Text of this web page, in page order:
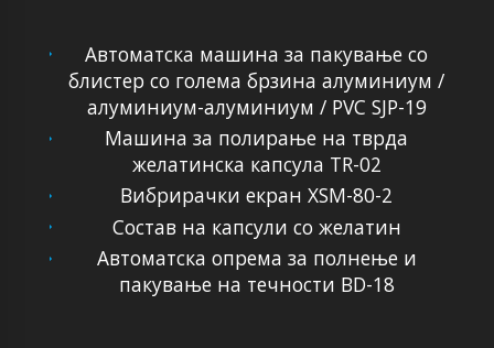
Автоматска машина за пакување со
блистер со голема брзина алуминиум /
алуминиум-алуминиум / PVC SJP-19
Машина за полирање на тврда
желатинска капсула TR-02
Вибрирачки екран XSM-80-2
Состав на капсули со желатин
Автоматска опрема за полнење и
пакување на течности BD-18